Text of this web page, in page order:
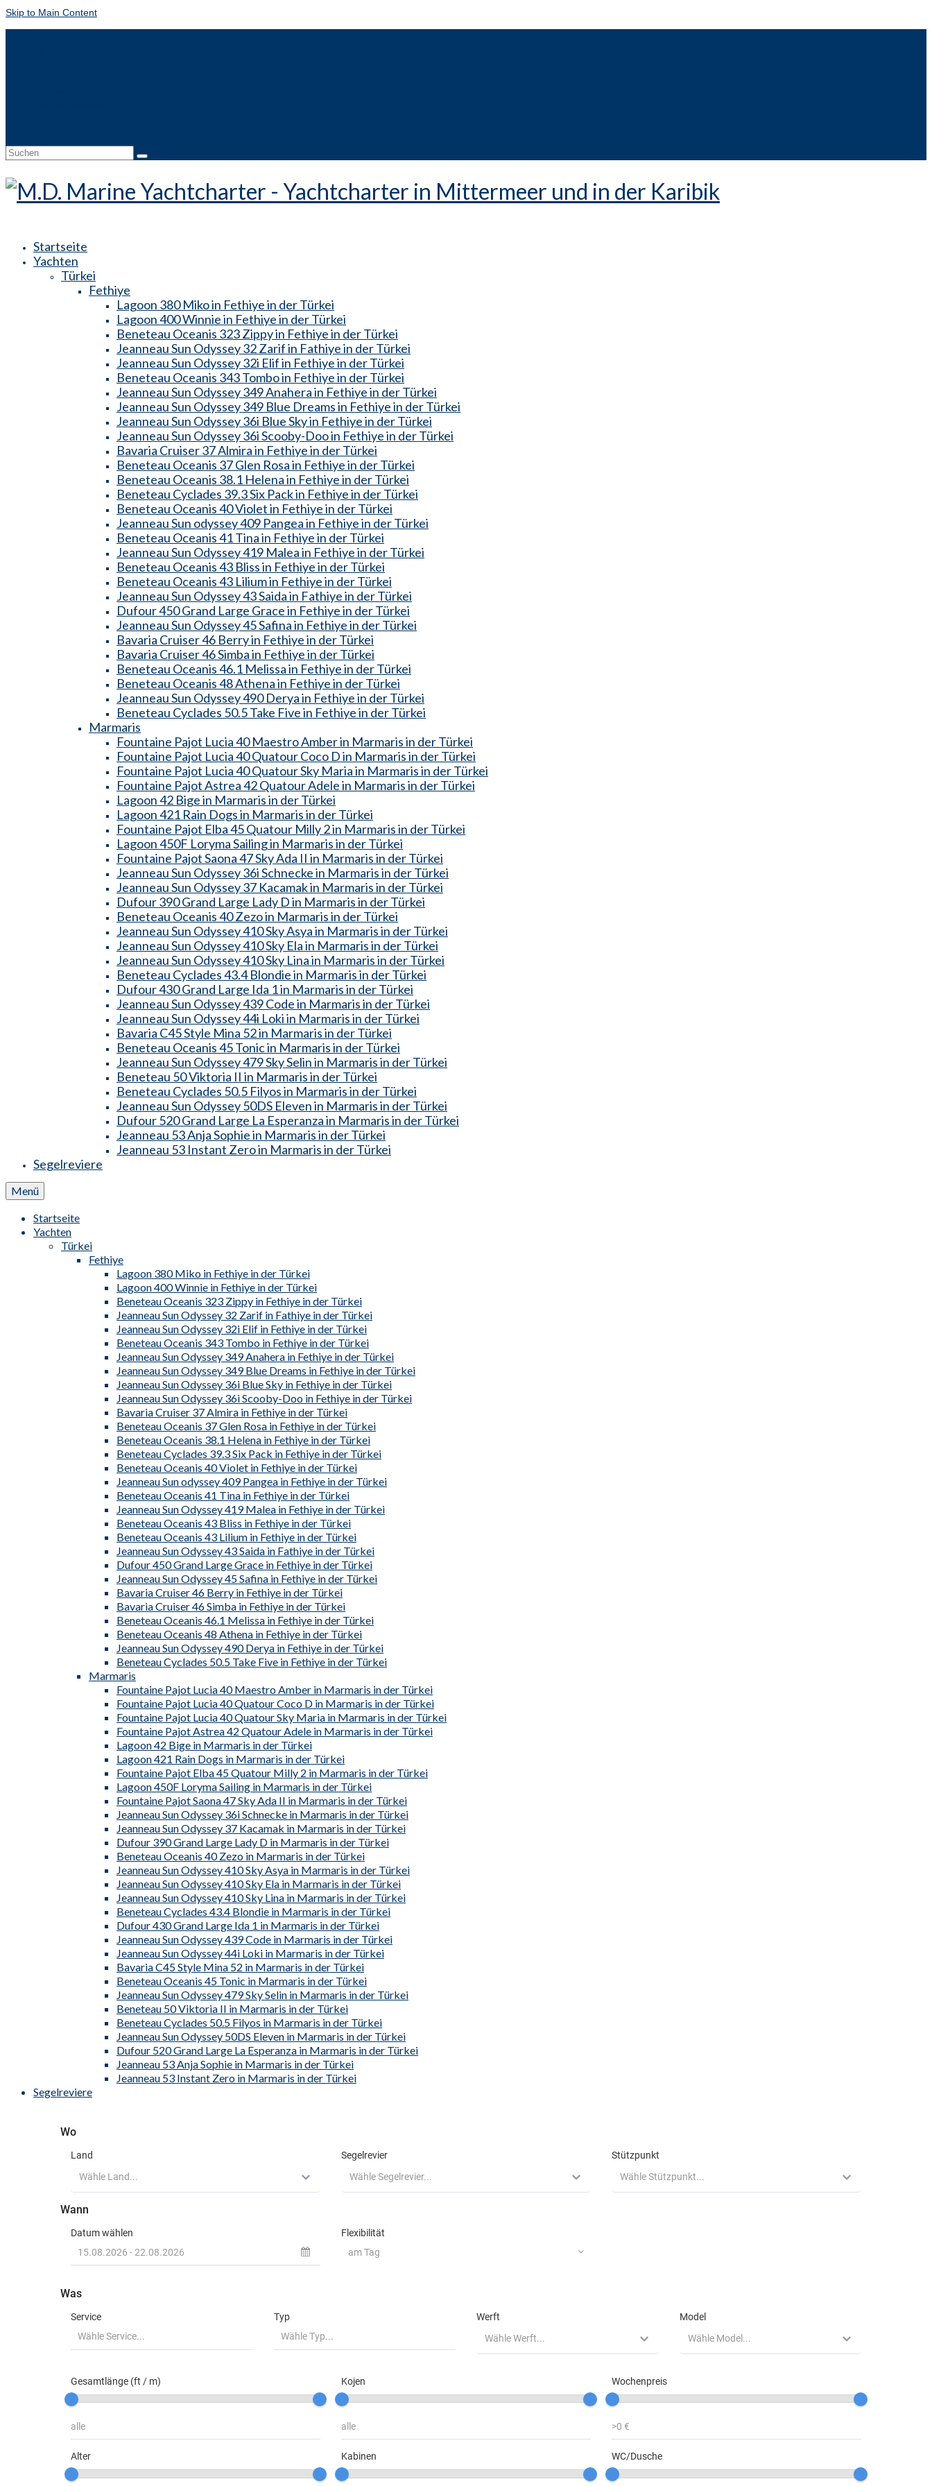
Skip to Main Content
Suche
Startseite
Yachten
Türkei
Fethiye
Lagoon 380 Miko in Fethiye in der Türkei
Lagoon 400 Winnie in Fethiye in der Türkei
Beneteau Oceanis 323 Zippy in Fethiye in der Türkei
Jeanneau Sun Odyssey 32 Zarif in Fathiye in der Türkei
Jeanneau Sun Odyssey 32i Elif in Fethiye in der Türkei
Beneteau Oceanis 343 Tombo in Fethiye in der Türkei
Jeanneau Sun Odyssey 349 Anahera in Fethiye in der Türkei
Jeanneau Sun Odyssey 349 Blue Dreams in Fethiye in der Türkei
Jeanneau Sun Odyssey 36i Blue Sky in Fethiye in der Türkei
Jeanneau Sun Odyssey 36i Scooby-Doo in Fethiye in der Türkei
Bavaria Cruiser 37 Almira in Fethiye in der Türkei
Beneteau Oceanis 37 Glen Rosa in Fethiye in der Türkei
Beneteau Oceanis 38.1 Helena in Fethiye in der Türkei
Beneteau Cyclades 39.3 Six Pack in Fethiye in der Türkei
Beneteau Oceanis 40 Violet in Fethiye in der Türkei
Jeanneau Sun odyssey 409 Pangea in Fethiye in der Türkei
Beneteau Oceanis 41 Tina in Fethiye in der Türkei
Jeanneau Sun Odyssey 419 Malea in Fethiye in der Türkei
Beneteau Oceanis 43 Bliss in Fethiye in der Türkei
Beneteau Oceanis 43 Lilium in Fethiye in der Türkei
Jeanneau Sun Odyssey 43 Saida in Fathiye in der Türkei
Dufour 450 Grand Large Grace in Fethiye in der Türkei
Jeanneau Sun Odyssey 45 Safina in Fethiye in der Türkei
Bavaria Cruiser 46 Berry in Fethiye in der Türkei
Bavaria Cruiser 46 Simba in Fethiye in der Türkei
Beneteau Oceanis 46.1 Melissa in Fethiye in der Türkei
Beneteau Oceanis 48 Athena in Fethiye in der Türkei
Jeanneau Sun Odyssey 490 Derya in Fethiye in der Türkei
Beneteau Cyclades 50.5 Take Five in Fethiye in der Türkei
Marmaris
Fountaine Pajot Lucia 40 Maestro Amber in Marmaris in der Türkei
Fountaine Pajot Lucia 40 Quatour Coco D in Marmaris in der Türkei
Fountaine Pajot Lucia 40 Quatour Sky Maria in Marmaris in der Türkei
Fountaine Pajot Astrea 42 Quatour Adele in Marmaris in der Türkei
Lagoon 42 Bige in Marmaris in der Türkei
Lagoon 421 Rain Dogs in Marmaris in der Türkei
Fountaine Pajot Elba 45 Quatour Milly 2 in Marmaris in der Türkei
Lagoon 450F Loryma Sailing in Marmaris in der Türkei
Fountaine Pajot Saona 47 Sky Ada II in Marmaris in der Türkei
Jeanneau Sun Odyssey 36i Schnecke in Marmaris in der Türkei
Jeanneau Sun Odyssey 37 Kacamak in Marmaris in der Türkei
Dufour 390 Grand Large Lady D in Marmaris in der Türkei
Beneteau Oceanis 40 Zezo in Marmaris in der Türkei
Jeanneau Sun Odyssey 410 Sky Asya in Marmaris in der Türkei
Jeanneau Sun Odyssey 410 Sky Ela in Marmaris in der Türkei
Jeanneau Sun Odyssey 410 Sky Lina in Marmaris in der Türkei
Beneteau Cyclades 43.4 Blondie in Marmaris in der Türkei
Dufour 430 Grand Large Ida 1 in Marmaris in der Türkei
Jeanneau Sun Odyssey 439 Code in Marmaris in der Türkei
Jeanneau Sun Odyssey 44i Loki in Marmaris in der Türkei
Bavaria C45 Style Mina 52 in Marmaris in der Türkei
Beneteau Oceanis 45 Tonic in Marmaris in der Türkei
Jeanneau Sun Odyssey 479 Sky Selin in Marmaris in der Türkei
Beneteau 50 Viktoria II in Marmaris in der Türkei
Beneteau Cyclades 50.5 Filyos in Marmaris in der Türkei
Jeanneau Sun Odyssey 50DS Eleven in Marmaris in der Türkei
Dufour 520 Grand Large La Esperanza in Marmaris in der Türkei
Jeanneau 53 Anja Sophie in Marmaris in der Türkei
Jeanneau 53 Instant Zero in Marmaris in der Türkei
Segelreviere
Menü
Startseite
Yachten
Türkei
Fethiye
Lagoon 380 Miko in Fethiye in der Türkei
Lagoon 400 Winnie in Fethiye in der Türkei
Beneteau Oceanis 323 Zippy in Fethiye in der Türkei
Jeanneau Sun Odyssey 32 Zarif in Fathiye in der Türkei
Jeanneau Sun Odyssey 32i Elif in Fethiye in der Türkei
Beneteau Oceanis 343 Tombo in Fethiye in der Türkei
Jeanneau Sun Odyssey 349 Anahera in Fethiye in der Türkei
Jeanneau Sun Odyssey 349 Blue Dreams in Fethiye in der Türkei
Jeanneau Sun Odyssey 36i Blue Sky in Fethiye in der Türkei
Jeanneau Sun Odyssey 36i Scooby-Doo in Fethiye in der Türkei
Bavaria Cruiser 37 Almira in Fethiye in der Türkei
Beneteau Oceanis 37 Glen Rosa in Fethiye in der Türkei
Beneteau Oceanis 38.1 Helena in Fethiye in der Türkei
Beneteau Cyclades 39.3 Six Pack in Fethiye in der Türkei
Beneteau Oceanis 40 Violet in Fethiye in der Türkei
Jeanneau Sun odyssey 409 Pangea in Fethiye in der Türkei
Beneteau Oceanis 41 Tina in Fethiye in der Türkei
Jeanneau Sun Odyssey 419 Malea in Fethiye in der Türkei
Beneteau Oceanis 43 Bliss in Fethiye in der Türkei
Beneteau Oceanis 43 Lilium in Fethiye in der Türkei
Jeanneau Sun Odyssey 43 Saida in Fathiye in der Türkei
Dufour 450 Grand Large Grace in Fethiye in der Türkei
Jeanneau Sun Odyssey 45 Safina in Fethiye in der Türkei
Bavaria Cruiser 46 Berry in Fethiye in der Türkei
Bavaria Cruiser 46 Simba in Fethiye in der Türkei
Beneteau Oceanis 46.1 Melissa in Fethiye in der Türkei
Beneteau Oceanis 48 Athena in Fethiye in der Türkei
Jeanneau Sun Odyssey 490 Derya in Fethiye in der Türkei
Beneteau Cyclades 50.5 Take Five in Fethiye in der Türkei
Marmaris
Fountaine Pajot Lucia 40 Maestro Amber in Marmaris in der Türkei
Fountaine Pajot Lucia 40 Quatour Coco D in Marmaris in der Türkei
Fountaine Pajot Lucia 40 Quatour Sky Maria in Marmaris in der Türkei
Fountaine Pajot Astrea 42 Quatour Adele in Marmaris in der Türkei
Lagoon 42 Bige in Marmaris in der Türkei
Lagoon 421 Rain Dogs in Marmaris in der Türkei
Fountaine Pajot Elba 45 Quatour Milly 2 in Marmaris in der Türkei
Lagoon 450F Loryma Sailing in Marmaris in der Türkei
Fountaine Pajot Saona 47 Sky Ada II in Marmaris in der Türkei
Jeanneau Sun Odyssey 36i Schnecke in Marmaris in der Türkei
Jeanneau Sun Odyssey 37 Kacamak in Marmaris in der Türkei
Dufour 390 Grand Large Lady D in Marmaris in der Türkei
Beneteau Oceanis 40 Zezo in Marmaris in der Türkei
Jeanneau Sun Odyssey 410 Sky Asya in Marmaris in der Türkei
Jeanneau Sun Odyssey 410 Sky Ela in Marmaris in der Türkei
Jeanneau Sun Odyssey 410 Sky Lina in Marmaris in der Türkei
Beneteau Cyclades 43.4 Blondie in Marmaris in der Türkei
Dufour 430 Grand Large Ida 1 in Marmaris in der Türkei
Jeanneau Sun Odyssey 439 Code in Marmaris in der Türkei
Jeanneau Sun Odyssey 44i Loki in Marmaris in der Türkei
Bavaria C45 Style Mina 52 in Marmaris in der Türkei
Beneteau Oceanis 45 Tonic in Marmaris in der Türkei
Jeanneau Sun Odyssey 479 Sky Selin in Marmaris in der Türkei
Beneteau 50 Viktoria II in Marmaris in der Türkei
Beneteau Cyclades 50.5 Filyos in Marmaris in der Türkei
Jeanneau Sun Odyssey 50DS Eleven in Marmaris in der Türkei
Dufour 520 Grand Large La Esperanza in Marmaris in der Türkei
Jeanneau 53 Anja Sophie in Marmaris in der Türkei
Jeanneau 53 Instant Zero in Marmaris in der Türkei
Segelreviere